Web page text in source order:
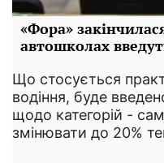
«Фора»
автошколах
Що стосується
водіння, буде
щодо категорій -
змінювати до 20%